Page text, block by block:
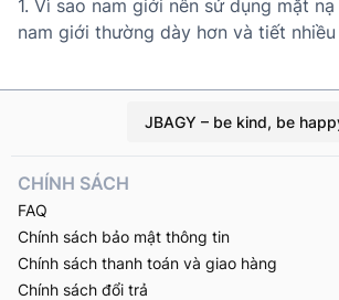
1. Vì sao nam giới nên sử dụng mặt
nam giới thường dày hơn và tiết
thành mụn cám, mụn đầu đen. Thói
rộn, ít chăm sóc da càng làm tình […]
JBAGY – be kind, be
CHÍNH SÁCH
FAQ
Chính sách bảo mật thông tin
Chính sách thanh toán và giao hàng
Chính sách đổi trả